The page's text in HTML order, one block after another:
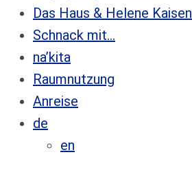
Das Haus & Helene Kaisen
Schnack mit…
na’kita
Raumnutzung
Anreise
de
en